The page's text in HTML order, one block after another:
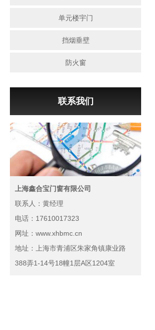
单元楼宇门
挡烟垂壁
防火窗
联系我们
上海鑫合宝门窗有限公司
联系人：黄经理
电话：17610017323
网址：www.xhbmc.cn
地址：上海市青浦区朱家角镇康业路
388弄1-14号18幢1层A区1204室